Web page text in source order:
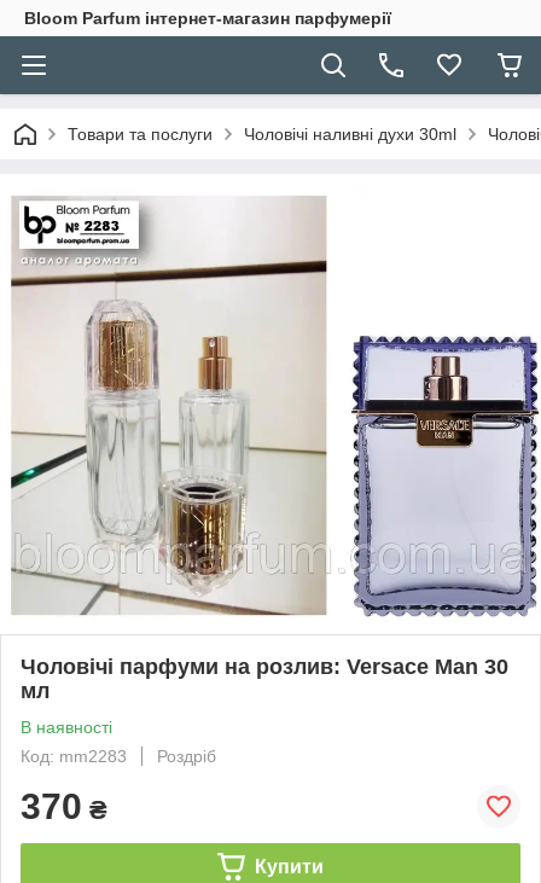
Bloom Parfum інтернет-магазин парфумерії
Товари та послуги Чоловічі наливні духи 30ml
Чоловічі парфуми на розлив: Versace Man 30
мл
В наявності
Код: mm2283
Роздріб
370 ₴
Купити